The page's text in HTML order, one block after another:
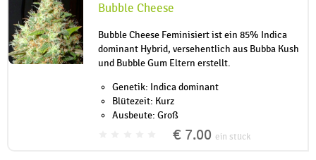
Bubble Cheese
Bubble Cheese Feminisiert ist ein 85% Indica
dominant Hybrid, versehentlich aus Bubba Kush
und Bubble Gum Eltern erstellt.
Genetik: Indica dominant
Blütezeit: Kurz
Ausbeute: Groß
€ 7.00 ein stück